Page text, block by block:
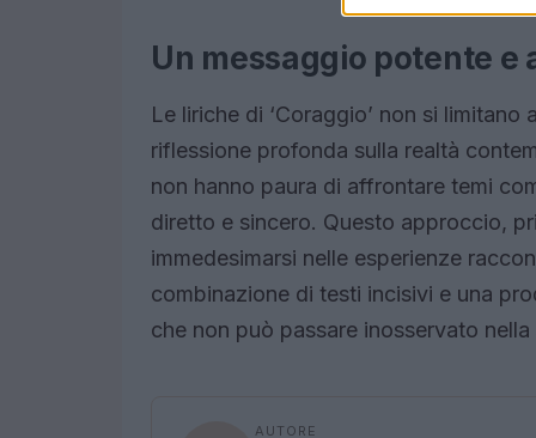
Un messaggio potente e
Le liriche di ‘Coraggio’ non si
riflessione profonda sulla realtà
non hanno paura di affrontare temi
diretto e sincero. Questo approccio,
immedesimarsi nelle esperienze
combinazione di testi incisivi e una
che non può passare inosservato
AUTORE